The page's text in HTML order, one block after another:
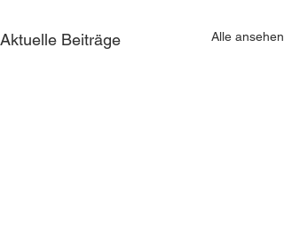
Aktuelle Beiträge Alle ansehen